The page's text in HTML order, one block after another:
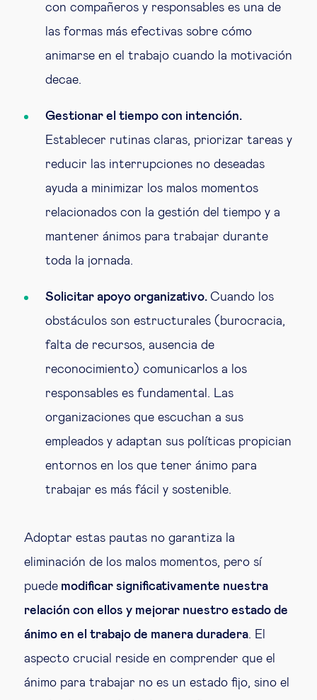
con compañeros y responsables es una de
las formas más efectivas sobre cómo
animarse en el trabajo cuando la motivación
decae.
Gestionar el tiempo con intención.
Establecer rutinas claras, priorizar tareas y
reducir las interrupciones no deseadas
ayuda a minimizar los malos momentos
relacionados con la gestión del tiempo y a
mantener ánimos para trabajar durante
toda la jornada.
Solicitar apoyo organizativo. Cuando los
obstáculos son estructurales (burocracia,
falta de recursos, ausencia de
reconocimiento) comunicarlos a los
responsables es fundamental. Las
organizaciones que escuchan a sus
empleados y adaptan sus políticas propician
entornos en los que tener ánimo para
trabajar es más fácil y sostenible.
Adoptar estas pautas no garantiza la
eliminación de los malos momentos, pero sí
puede modificar significativamente nuestra
relación con ellos y mejorar nuestro estado de
ánimo en el trabajo de manera duradera . El
aspecto crucial reside en comprender que el
ánimo para trabajar no es un estado fijo, sino el